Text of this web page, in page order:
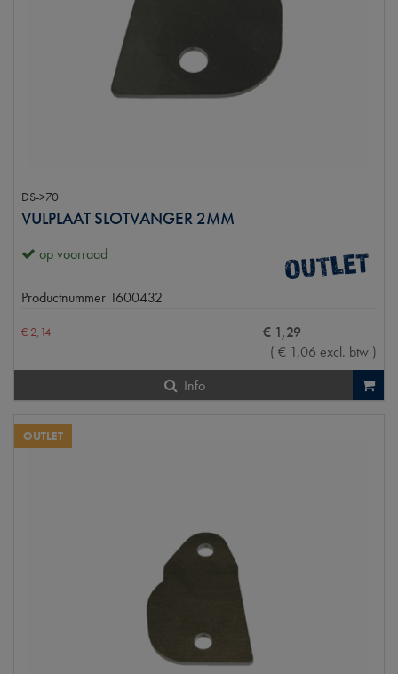
DS->70
VULPLAAT SLOTVANGER 2MM
op voorraad
Productnummer 1600432
€2,14 € 1,29
( € 1,06 excl. btw )
Info
OUTLET